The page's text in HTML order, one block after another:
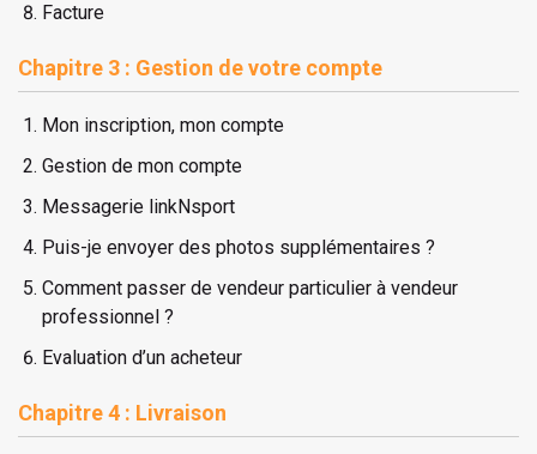
​Facture
Chapitre 3 : Gestion de votre compte
Mon inscription, mon compte
Gestion de mon compte
Messagerie linkNsport
Puis-je envoyer des photos supplémentaires ?
Comment passer de vendeur particulier à vendeur
professionnel ?
Evaluation d’un acheteur
Chapitre 4 : Livraison